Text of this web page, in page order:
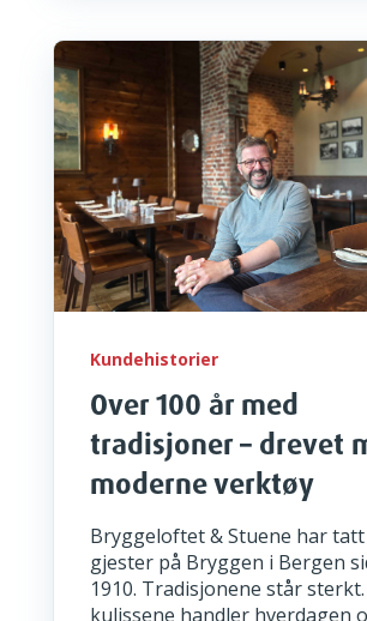
Kundehistorier
Over 100 år med
tradisjoner – drevet
moderne verktøy
Bryggeloftet & Stuene har
gjester på Bryggen i Bergen
1910. Tradisjonene står
kulissene handler hverdagen